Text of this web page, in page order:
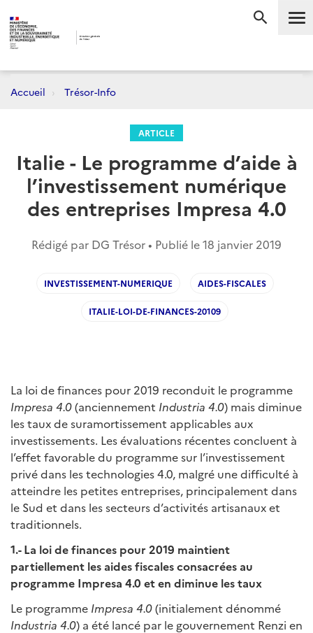
Accueil Trésor-Info
ARTICLE
Italie - Le programme d’aide à
l’investissement numérique
des entreprises Impresa 4.0
Rédigé par DG Trésor • Publié le18 janvier 2019
INVESTISSEMENT-NUMERIQUE AIDES-FISCALES
ITALIE-LOI-DE-FINANCES-20109
La loi de finances pour 2019 reconduit le programme
Impresa 4.0(anciennement Industria 4.0) mais diminue
les taux de suramortissement applicables aux
investissements. Les évaluations récentes concluent à
l’effet favorable du programme sur l’investissement
privé dans les technologies 4.0, malgré une difficulté à
atteindre les petites entreprises, principalement dans
le Sud et dans les secteurs d’activités artisanaux et
traditionnels.
1.- La loi de finances pour 2019 maintient
partiellement les aides fiscales consacrées au
programme Impresa 4.0 et en diminue les taux
Le programme Impresa 4.0(initialement dénommé
Industria 4.0) a été lancé par le gouvernement Renzi en